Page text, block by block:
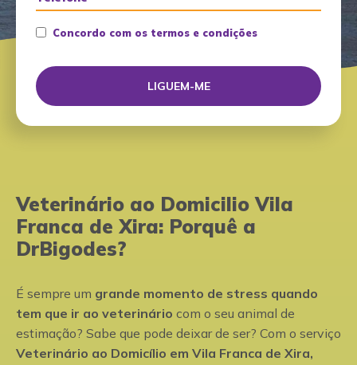
Concordo com os termos e condições
Veterinário ao Domicilio Vila
Franca de Xira: Porquê a
DrBigodes?
É sempre um grande momento de stress quando
tem que ir ao veterinário com o seu animal de
estimação? Sabe que pode deixar de ser? Com o serviço
Veterinário ao Domicílio em Vila Franca de Xira,